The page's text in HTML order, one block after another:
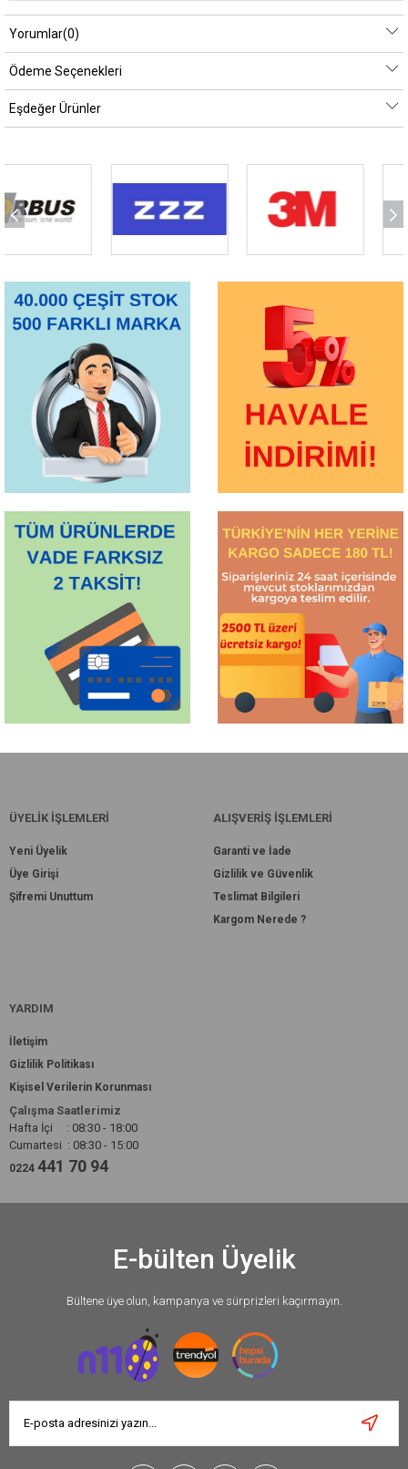
Yorumlar(0)
Ödeme Seçenekleri
Eşdeğer Ürünler
ÜYELİK İŞLEMLERİ
Yeni Üyelik
Üye Girişi
Şifremi Unuttum
ALIŞVERİŞ İŞLEMLERİ
Garanti ve İade
Gizlilik ve Güvenlik
Teslimat Bilgileri
Kargom Nerede ?
YARDIM
İletişim
Gizlilik Politikası
Kişisel Verilerin Korunması
Çalışma Saatlerimiz
Hafta İçi : 08:30 - 18:00
Cumartesi : 08:30 - 15:00
0224 441 70 94
E-bülten Üyelik
Bültene üye olun, kampanya ve sürprizleri kaçırmayın.